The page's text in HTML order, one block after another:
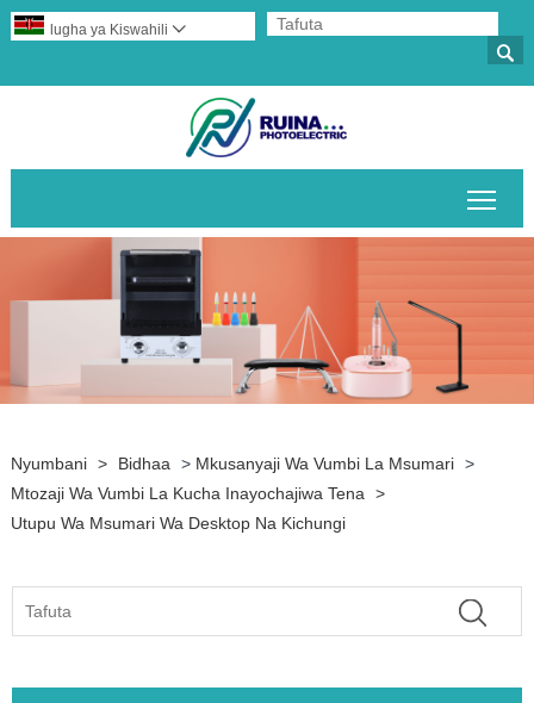

lugha ya Kiswahili 
Nyumbani > Bidhaa > Mkusanyaji Wa Vumbi La Msumari >
Mtozaji Wa Vumbi La Kucha Inayochajiwa Tena
>
Utupu Wa Msumari Wa Desktop Na Kichungi